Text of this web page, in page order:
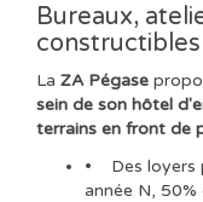
Bureaux,
La ZA Pégase
sein de son hôtel
terrains en front de
• Des loyers
année N,